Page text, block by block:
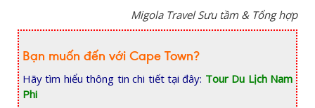
Migola Travel Sưu tầm & Tổng hợp
Bạn muốn đến với Cape Town?
Hãy tìm hiểu thông tin chi tiết tại đây: Tour Du Lịch Nam
Phi